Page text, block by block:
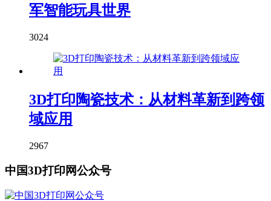
军智能玩具世界
3024
3D打印陶瓷技术：从材料革新到跨领
域应用
2967
中国3D打印网公众号